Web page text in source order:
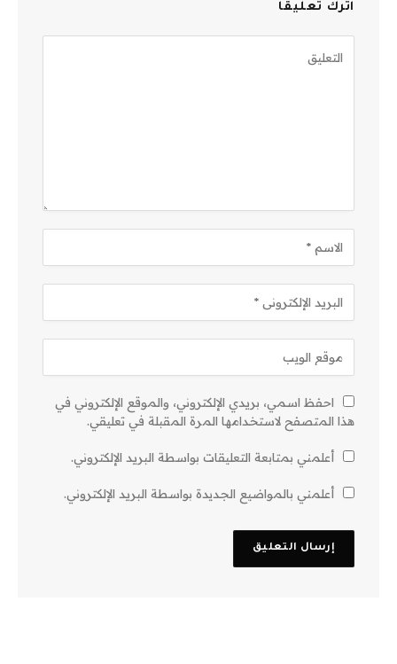
اترك تعليقاً
احفظ اسمي، بريدي الإلكتروني، والموقع الإلكتروني في
هذا المتصفح لاستخدامها المرة المقبلة في تعليقي.
أعلمني بمتابعة التعليقات بواسطة البريد الإلكتروني.
أعلمني بالمواضيع الجديدة بواسطة البريد الإلكتروني.